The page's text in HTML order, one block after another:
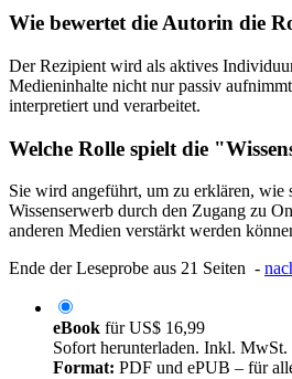
Wie bewertet die Autorin die
Der Rezipient wird als aktives
Medieninhalte nicht nur passiv
interpretiert und verarbeitet.
Welche Rolle spielt die
Sie wird angeführt, um zu erklären, wie
Wissenserwerb durch den Zugang zu
anderen Medien verstärkt werden
Ende der Leseprobe aus 21 Seiten -
eBook fürUS$ 16,99
Sofort herunterladen. Inkl. MwSt.
Format: PDF und ePUB – für